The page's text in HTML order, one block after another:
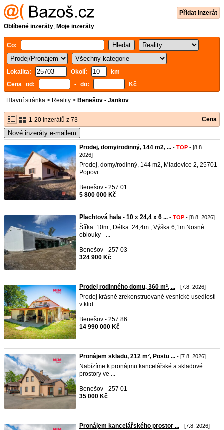
Přidat inzerát
Oblíbené inzeráty, Moje inzeráty
Co:
Lokalita: Okolí:
km
Cena od:
- do: Kč
Hlavní stránka > Reality > Benešov - Jankov
1-20 inzerátů z 73 Cena
Nové inzeráty e-mailem
Prodej, domy/rodinný, 144 m2, ... - TOP - [8.8.
2026]
Prodej, domy/rodinný, 144 m2, Mladovice 2, 25701
Popovi ...
Benešov - 257 01
5 800 000 Kč
Plachtová hala - 10 x 24,4 x 6 ... - TOP - [8.8. 2026]
Šířka: 10m , Délka: 24,4m , Výška 6,1m Nosné
oblouky - ...
Benešov - 257 03
324 900 Kč
Prodej rodinného domu, 360 m², ... - [7.8. 2026]
Prodej krásně zrekonstruované vesnické usedlosti
v klid ...
Benešov - 257 86
14 990 000 Kč
Pronájem skladu, 212 m², Postu ... - [7.8. 2026]
Nabízíme k pronájmu kancelářské a skladové
prostory ve ...
Benešov - 257 01
35 000 Kč
Pronájem kancelářského prostor ... - [7.8. 2026]